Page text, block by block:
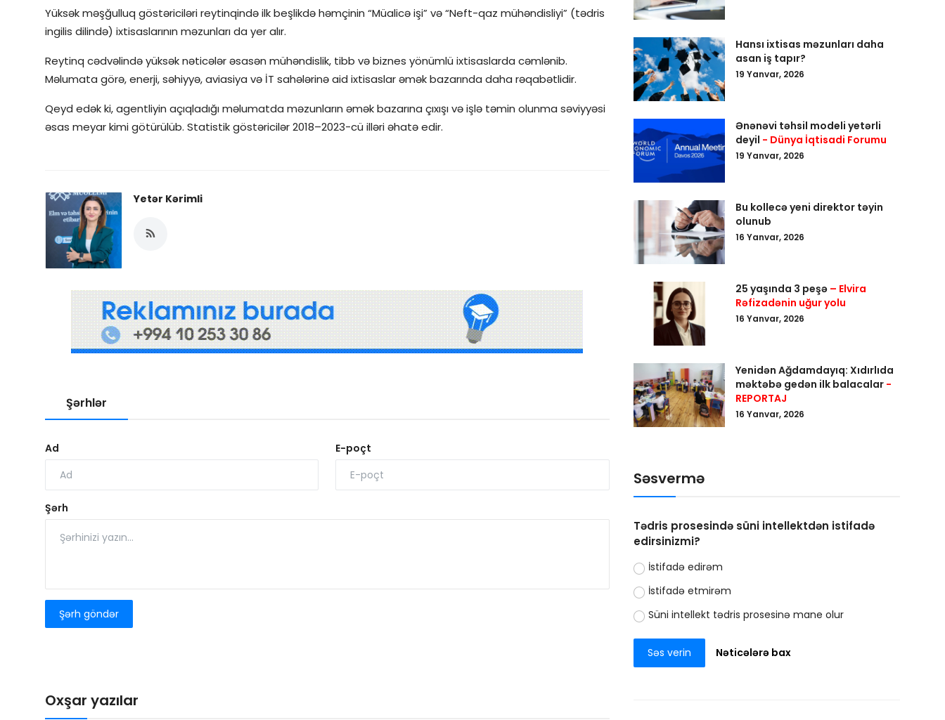
Yüksək məşğulluq göstəriciləri reytinqində ilk beşlikdə həmçinin “Müalicə işi” və “Neft-qaz mühəndisliyi” (tədris
ingilis dilində) ixtisaslarının məzunları da yer alır.
Reytinq cədvəlində yüksək nəticələr əsasən mühəndislik, tibb və biznes yönümlü ixtisaslarda cəmlənib.
Məlumata görə, enerji, səhiyyə, aviasiya və İT sahələrinə aid ixtisaslar əmək bazarında daha rəqabətlidir.
Qeyd edək ki, agentliyin açıqladığı məlumatda məzunların əmək bazarına çıxışı və işlə təmin olunma səviyyəsi
əsas meyar kimi götürülüb. Statistik göstəricilər 2018–2023-cü illəri əhatə edir.
Yetər Kərimli
Şərhlər
Ad E-poçt
Şərh
Şərh göndər
Oxşar yazılar
Hansı ixtisas məzunları daha
asan iş tapır?
19 Yanvar, 2026
Ənənəvi təhsil modeli yetərli
deyil - Dünya İqtisadi Forumu
19 Yanvar, 2026
Bu kollecə yeni direktor təyin
olunub
16 Yanvar, 2026
25 yaşında 3 peşə – Elvira
Rəfizadənin uğur yolu
16 Yanvar, 2026
Yenidən Ağdamdayıq: Xıdırlıda
məktəbə gedən ilk balacalar -
REPORTAJ
16 Yanvar, 2026
Səsvermə
Tədris prosesində süni intellektdən istifadə
edirsinizmi?
İstifadə edirəm
İstifadə etmirəm
Süni intellekt tədris prosesinə mane olur
Səs verin Nəticələrə bax